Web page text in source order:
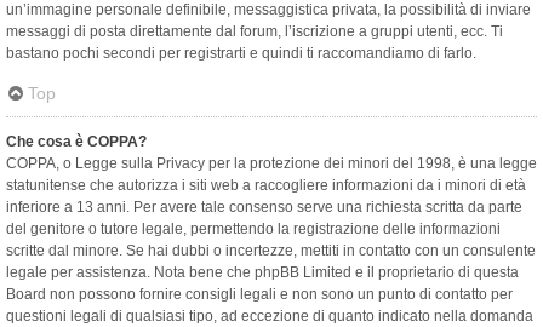
un’immagine personale definibile, messaggistica privata, la possibilità di inviare
messaggi di posta direttamente dal forum, l’iscrizione a gruppi utenti, ecc. Ti
bastano pochi secondi per registrarti e quindi ti raccomandiamo di farlo.
Top
Che cosa è COPPA?
COPPA, o Legge sulla Privacy per la protezione dei minori del 1998, è una legge
statunitense che autorizza i siti web a raccogliere informazioni da i minori di età
inferiore a 13 anni. Per avere tale consenso serve una richiesta scritta da parte
del genitore o tutore legale, permettendo la registrazione delle informazioni
scritte dal minore. Se hai dubbi o incertezze, mettiti in contatto con un consulente
legale per assistenza. Nota bene che phpBB Limited e il proprietario di questa
Board non possono fornire consigli legali e non sono un punto di contatto per
questioni legali di qualsiasi tipo, ad eccezione di quanto indicato nella domanda